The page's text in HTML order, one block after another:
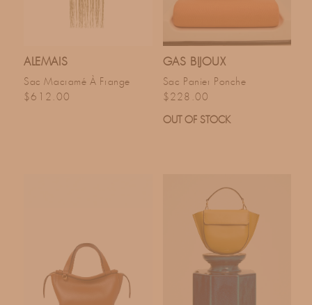
ALEMAIS
Sac Macramé À Frange
Prix habituel
$612.00
GAS BIJOUX
Sac Panier Ponche
Prix habituel
$228.00
OUT OF STOCK